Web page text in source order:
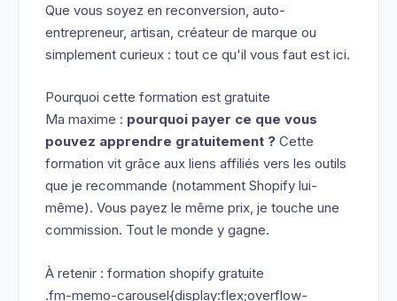
Que vous soyez en reconversion, auto-
entrepreneur, artisan, créateur de marque ou
simplement curieux : tout ce qu'il vous faut est ici.
Pourquoi cette formation est gratuite
Ma maxime : pourquoi payer ce que vous
pouvez apprendre gratuitement ? Cette
formation vit grâce aux liens affiliés vers les outils
que je recommande (notamment Shopify lui-
même). Vous payez le même prix, je touche une
commission. Tout le monde y gagne.
À retenir : formation shopify gratuite
.fm-memo-carousel{display:flex;overflow-